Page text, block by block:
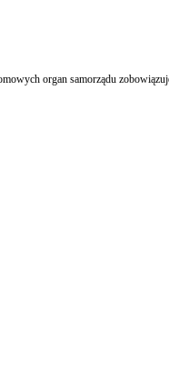
organ samorządu